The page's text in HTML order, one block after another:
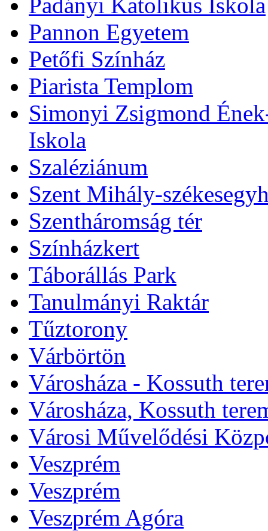
Pannon Egyetem
Petőfi Színház
Piarista Templom
Simonyi Zsigmond
Iskola
Szaléziánum
Szent Mihály-
Szentháromság tér
Színházkert
Táborállás Park
Tanulmányi Raktár
Tűztorony
Várbörtön
Városháza - Kossuth
Városháza, Kossuth
Városi Művelődési
Veszprém
Veszprém
Veszprém Agóra